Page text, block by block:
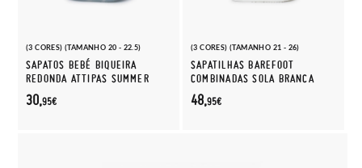
(3 CORES) (TAMANHO 20 - 22.5)
SAPATOS BEBÉ BIQUEIRA
REDONDA ATTIPAS SUMMER
30,95€
(3 CORES) (TAMANHO 21 - 26)
SAPATILHAS BAREFOOT
COMBINADAS SOLA BRANCA
48,95€